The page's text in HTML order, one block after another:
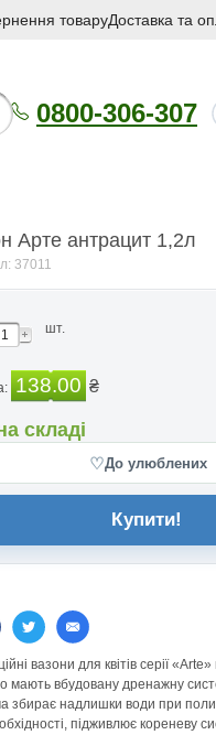
товаруДоставка та
0800-306-307
Арте антрацит 1,2л
37011
шт.
138.00 ₴
складі
♡До улюблених
Купити!
вазони для квітів серії «Arte»
мають вбудовану дренажну
збирає надлишки води при
підживлює кореневу